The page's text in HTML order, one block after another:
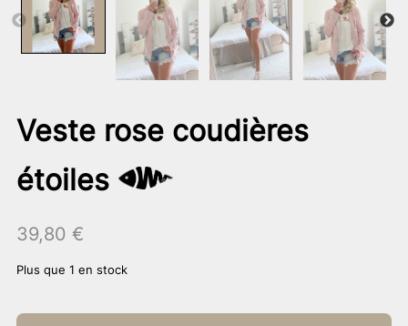
Veste rose coudières
étoiles
39,80 €
Plus que 1 en stock